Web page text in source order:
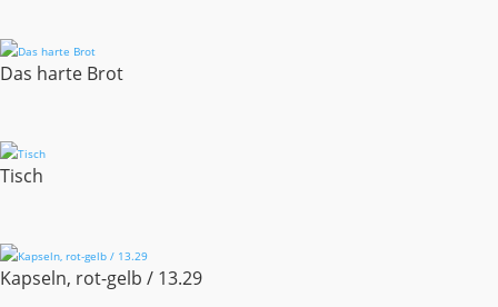
Das harte Brot
Tisch
Kapseln, rot-gelb / 13.29